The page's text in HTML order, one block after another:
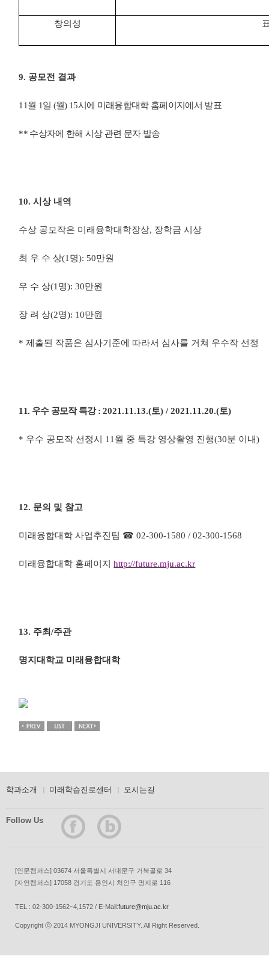
창의성
9. 공모전 결과
11월 1일 (월) 15시에 미래융합대학 홈페이지에서 발표
** 수상자에 한해 시상 관련 문자 발송
10.시상 내역
수상 공모작은 미래융학대학장상, 장학금 시상
최 우 수 상(1 명): 50만원
우 수 상(1 명): 30만원
장 려 상(2명): 10만원
*제출된 작품은 심사기준에 따라서 심사를 거쳐 우수작 선정
11. 우수 공모작 특강: 2021.11.13.(토) / 2021.11.20.(토)
* 우수 공모작 선정시 11 월 중 특강 영상촬영 진행(30분 이내)
12. 문의 및 참고
미래융합대학 사업추진팀 ☎ 02-300-1580 / 02-300-1568
미래융합대학 홈페이지 http://future.mju.ac.kr
13. 주최/주관
명지대학교 미래융합대학
학과소개 미래학습진로센터 오시는길
Follow Us
[인문캠퍼스] 03674 서울특별시 서대문구 거북골로 34
[자연캠퍼스] 17058 경기도 용인시 처인구 명지로 116
TEL : 02-300-1562~4,1572 / E-Mail:future@mju.ac.kr
Copyright ⓒ 2014 MYONGJI UNIVERSITY. All Right Reserved.